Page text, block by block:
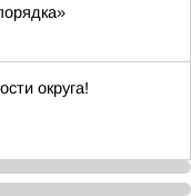
округа!